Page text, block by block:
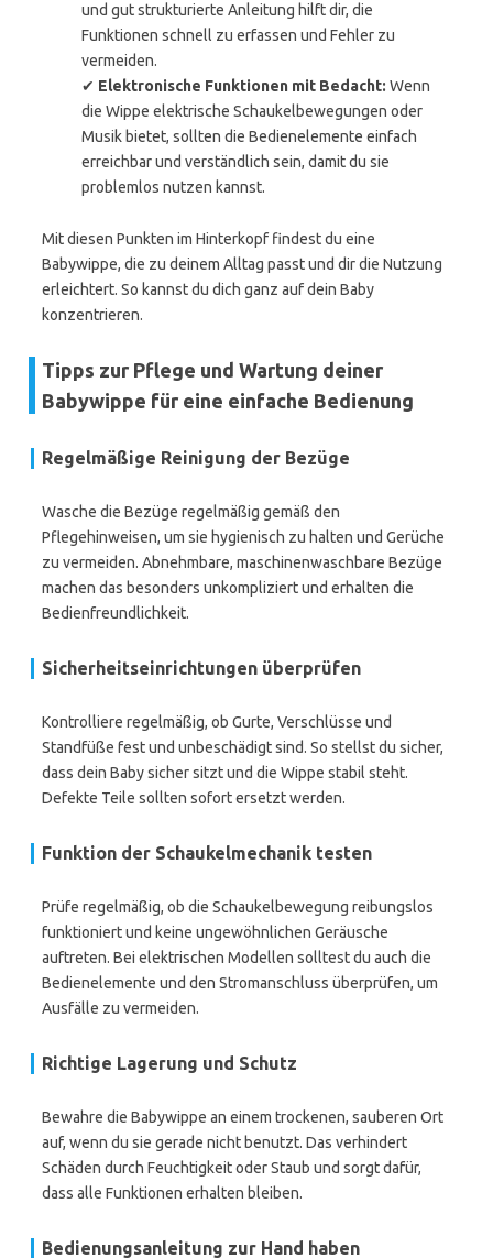
und gut strukturierte Anleitung hilft dir, die
Funktionen schnell zu erfassen und Fehler zu
vermeiden.
✔ Elektronische Funktionen mit Bedacht: Wenn
die Wippe elektrische Schaukelbewegungen oder
Musik bietet, sollten die Bedienelemente einfach
erreichbar und verständlich sein, damit du sie
problemlos nutzen kannst.
Mit diesen Punkten im Hinterkopf findest du eine
Babywippe, die zu deinem Alltag passt und dir die Nutzung
erleichtert. So kannst du dich ganz auf dein Baby
konzentrieren.
Tipps zur Pflege und Wartung deiner
Babywippe für eine einfache Bedienung
Regelmäßige Reinigung der Bezüge
Wasche die Bezüge regelmäßig gemäß den
Pflegehinweisen, um sie hygienisch zu halten und Gerüche
zu vermeiden. Abnehmbare, maschinenwaschbare Bezüge
machen das besonders unkompliziert und erhalten die
Bedienfreundlichkeit.
Sicherheitseinrichtungen überprüfen
Kontrolliere regelmäßig, ob Gurte, Verschlüsse und
Standfüße fest und unbeschädigt sind. So stellst du sicher,
dass dein Baby sicher sitzt und die Wippe stabil steht.
Defekte Teile sollten sofort ersetzt werden.
Funktion der Schaukelmechanik testen
Prüfe regelmäßig, ob die Schaukelbewegung reibungslos
funktioniert und keine ungewöhnlichen Geräusche
auftreten. Bei elektrischen Modellen solltest du auch die
Bedienelemente und den Stromanschluss überprüfen, um
Ausfälle zu vermeiden.
Richtige Lagerung und Schutz
Bewahre die Babywippe an einem trockenen, sauberen Ort
auf, wenn du sie gerade nicht benutzt. Das verhindert
Schäden durch Feuchtigkeit oder Staub und sorgt dafür,
dass alle Funktionen erhalten bleiben.
Bedienungsanleitung zur Hand haben